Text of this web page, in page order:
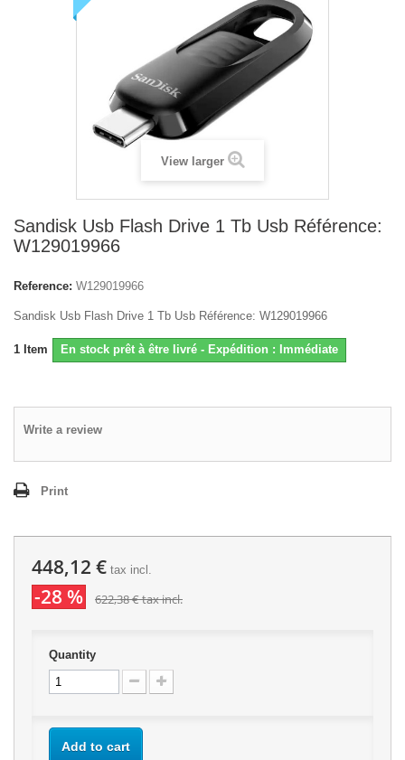
View larger
Sandisk Usb Flash Drive 1 Tb Usb Référence:
W129019966
Reference: W129019966
Sandisk Usb Flash Drive 1 Tb Usb Référence: W129019966
1 Item En stock prêt à être livré - Expédition : Immédiate
Write a review
Print
448,12 € tax incl.
-28 % 622,38 €tax incl.
Quantity
Add to cart